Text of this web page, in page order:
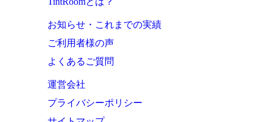
お知らせ・これまでの実績
ご利用者様の声
よくあるご質問
運営会社
プライバシーポリシー